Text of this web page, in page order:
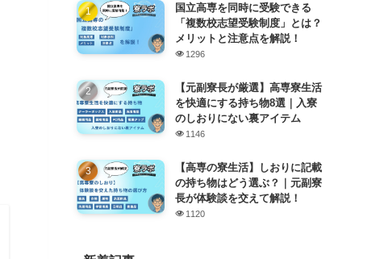
国立高専を同時に受験できる
「複数校志望受験制度」とは？
メリットと注意点を解説！
1296
【元副寮長が厳選】高専寮生活
を快適にする持ち物8選｜入寮
のしおりにない裏アイテム
1146
【高専の寮生活】しおりに記載
の持ち物はどう選ぶ？｜元副寮
長が体験談を交えて解説！
1120